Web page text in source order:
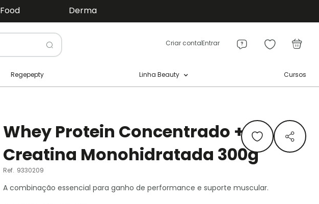
Food Derma
Criar contaEntrar
Pesquisa
Regepepty Linha Beauty Cursos
Whey Protein Concentrado + 2
Creatina Monohidratada 300g
Ref. 9330209
A combinação essencial para ganho de performance e suporte muscular.